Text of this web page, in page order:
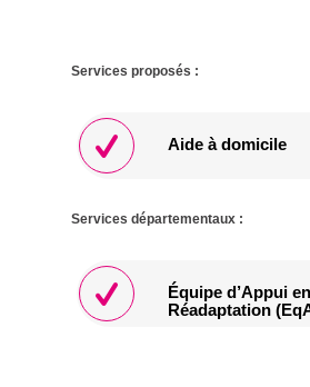
Services proposés :
Aide à domicile
Services départementaux :
Équipe d’Appui
Réadaptation